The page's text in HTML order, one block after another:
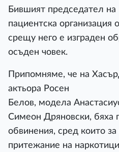
Бившият председател на
пациентска организация
срещу него е изграден
осъден човек.
Припомняме, че на
актьора Росен
Белов, модела
Симеон Дряновски, бяха
обвинения, сред които
притежание на